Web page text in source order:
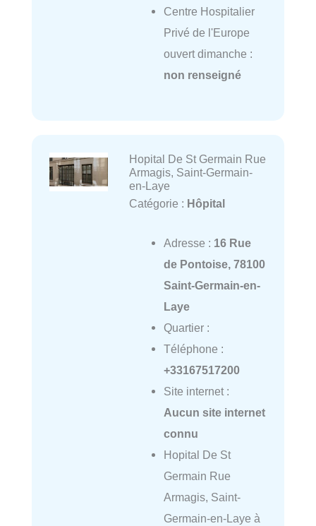
Centre Hospitalier
Privé de l'Europe
ouvert dimanche :
non renseigné
Hopital De St Germain Rue
Armagis, Saint-Germain-
en-Laye
Catégorie : Hôpital
Adresse : 16 Rue
de Pontoise, 78100
Saint-Germain-en-
Laye
Quartier :
Téléphone :
+33167517200
Site internet :
Aucun site internet
connu
Hopital De St
Germain Rue
Armagis, Saint-
Germain-en-Laye à